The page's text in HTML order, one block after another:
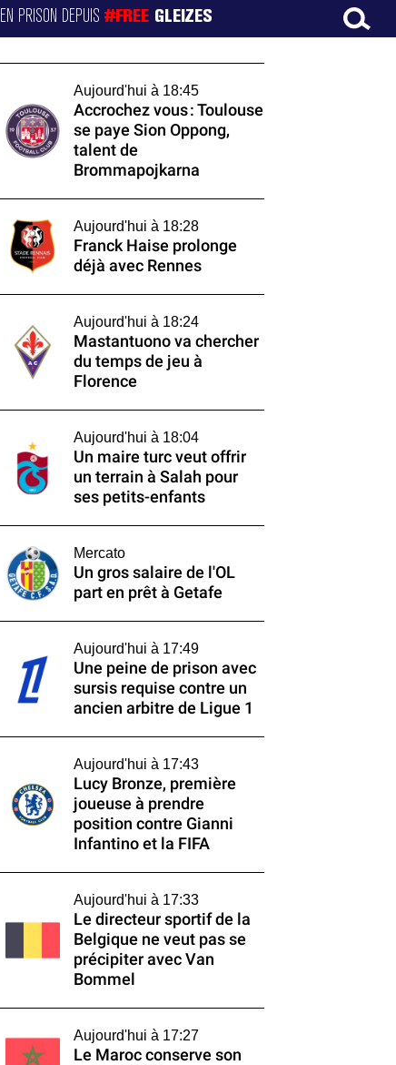
EN PRISON DEPUIS#FREE GLEIZES
Aujourd'hui à 18:45
Accrochez vous : Toulouse
se paye Sion Oppong,
talent de
Brommapojkarna
Aujourd'hui à 18:28
Franck Haise prolonge
déjà avec Rennes
Aujourd'hui à 18:24
Mastantuono va chercher
du temps de jeu à
Florence
Aujourd'hui à 18:04
Un maire turc veut offrir
un terrain à Salah pour
ses petits-enfants
Mercato
Un gros salaire de l'OL
part en prêt à Getafe
Aujourd'hui à 17:49
Une peine de prison avec
sursis requise contre un
ancien arbitre de Ligue 1
Aujourd'hui à 17:43
Lucy Bronze, première
joueuse à prendre
position contre Gianni
Infantino et la FIFA
Aujourd'hui à 17:33
Le directeur sportif de la
Belgique ne veut pas se
précipiter avec Van
Bommel
Aujourd'hui à 17:27
Le Maroc conserve son